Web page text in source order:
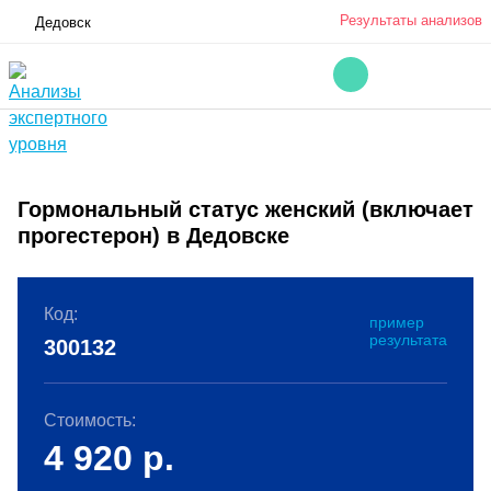
Дедовск Результаты анализов
Гормональный статус женский (включает
прогестерон) в Дедовске
Код:
пример
результата
300132
Стоимость:
4 920 р.